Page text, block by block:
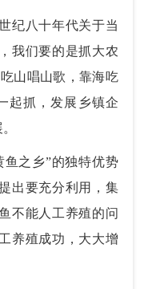
八十年代关于当
我们要的是抓大农
山唱山歌，靠海吃
起抓，发展乡镇企
之乡”的独特优势
出要充分利用，集
不能人工养殖的问
养殖成功，大大增